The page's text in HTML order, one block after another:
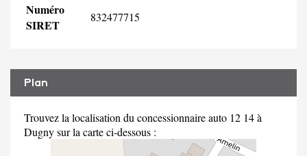
Numéro
SIRET
832477715
Plan
Trouvez la localisation du concessionnaire auto 12 14 à
Dugny sur la carte ci-dessous :